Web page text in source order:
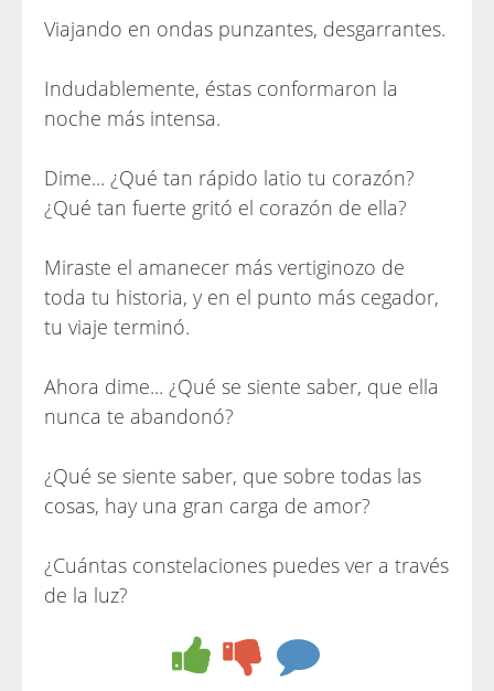
Viajando en ondas punzantes, desgarrantes.
Indudablemente, éstas conformaron la
noche más intensa.
Dime... ¿Qué tan rápido latio tu corazón?
¿Qué tan fuerte gritó el corazón de ella?
Miraste el amanecer más vertiginozo de
toda tu historia, y en el punto más cegador,
tu viaje terminó.
Ahora dime... ¿Qué se siente saber, que ella
nunca te abandonó?
¿Qué se siente saber, que sobre todas las
cosas, hay una gran carga de amor?
¿Cuántas constelaciones puedes ver a través
de la luz?